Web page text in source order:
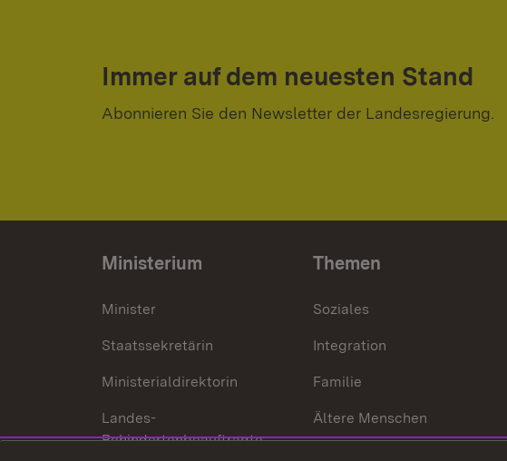
Immer auf dem neuesten Stand
Abonnieren Sie den Newsletter der Landesregierung.
Ministerium
Minister
Staatssekretärin
Ministerialdirektorin
Landes-
Behindertenbeauftragte
Themen
Soziales
Integration
Familie
Ältere Menschen